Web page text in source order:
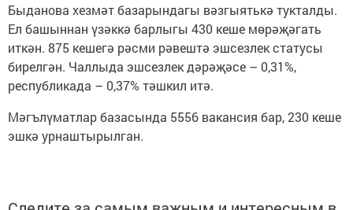
Быданова хезмәт базарындагы вәзгыятькә тукталды.
Ел башыннан үзәккә барлыгы 430 кеше мөрәҗәгать
иткән. 875 кешегә рәсми рәвештә эшсезлек статусы
бирелгән. Чаллыда эшсезлек дәрәҗәсе – 0,31%,
республикада – 0,37% тәшкил итә.
Мәгълүматлар базасында 5556 вакансия бар, 230 кеше
эшкә урнаштырылган.